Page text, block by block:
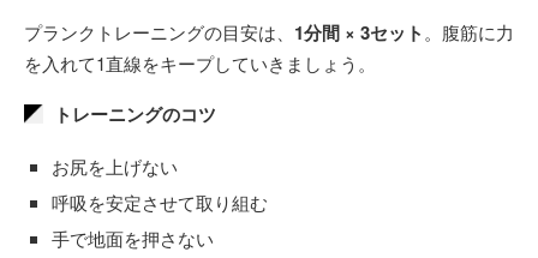
プランクトレーニングの目安は、 1分間 × 3セット。腹筋に力
を入れて1直線をキープしていきましょう。
トレーニングのコツ
お尻を上げない
呼吸を安定させて取り組む
手で地面を押さない